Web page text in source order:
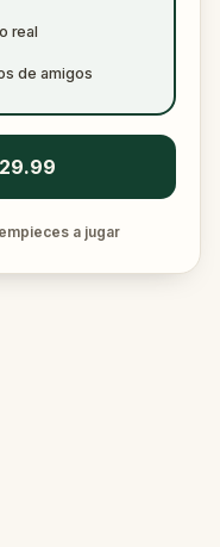
real
de amigos
a jugar